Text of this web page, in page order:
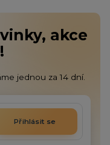
akce
jednou za 14 dní.
Přihlásit se